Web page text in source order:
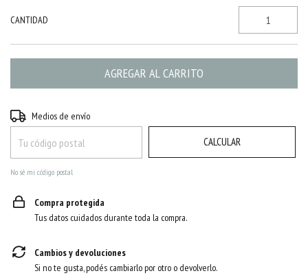
CANTIDAD
Entregas para el CP:
Medios de envío
CALCULAR
No sé mi código postal
Compra protegida
Tus datos cuidados durante toda la compra.
Cambios y devoluciones
Si no te gusta, podés cambiarlo por otro o devolverlo.